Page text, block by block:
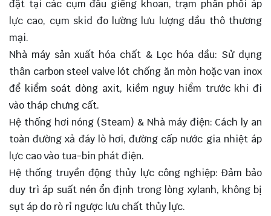
đặt tại các cụm đầu giếng khoan, trạm phân phối áp
lực cao, cụm skid đo lường lưu lượng dầu thô thương
mại.
Nhà máy sản xuất hóa chất & Lọc hóa dầu: Sử dụng
thân carbon steel valve lót chống ăn mòn hoặc van inox
để kiểm soát dòng axit, kiềm nguy hiểm trước khi đi
vào tháp chưng cất.
Hệ thống hơi nóng (Steam) & Nhà máy điện: Cách ly an
toàn đường xả đáy lò hơi, đường cấp nước gia nhiệt áp
lực cao vào tua-bin phát điện.
Hệ thống truyền động thủy lực công nghiệp: Đảm bảo
duy trì áp suất nén ổn định trong lòng xylanh, không bị
sụt áp do rò rỉ ngược lưu chất thủy lực.